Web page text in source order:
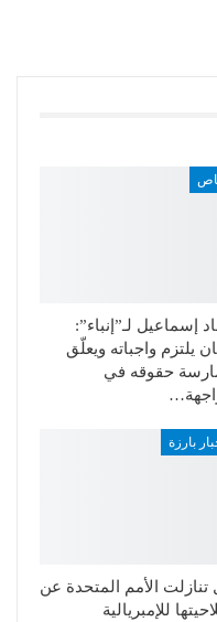
إسماعيل لـ”إنباء”:
يلتزم واجباته ويعلّق
حقوقه في
بارزة
تنازلت الأمم المتحدة عن
للإمبريالية